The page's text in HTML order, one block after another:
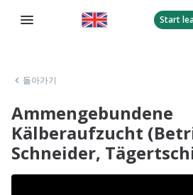
Start
돌아가기
Ammengebundene
Kälberaufzucht
Schneider,